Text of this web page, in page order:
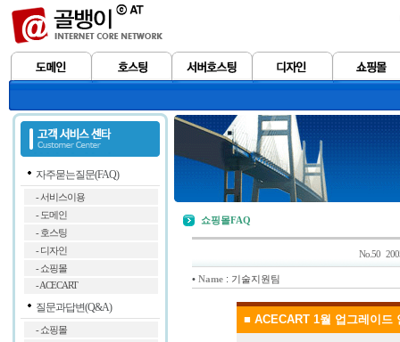
자주묻는질문(FAQ)
- 서비스이용
- 도메인
- 호스팅
- 디자인
- 쇼핑몰
- ACECART
질문과답변(Q&A)
- 쇼핑몰
쇼핑몰FAQ
No.50
• Name : 기술지원팀
■ ACECART 1월 업그레이드